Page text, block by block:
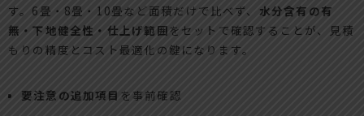
す。6畳・8畳・10畳など面積だけで比べず、 水分含有の有
無・下地健全性・仕上げ範囲をセットで確認することが、見積
もりの精度とコスト最適化の鍵になります。
要注意の追加項目 を事前確認